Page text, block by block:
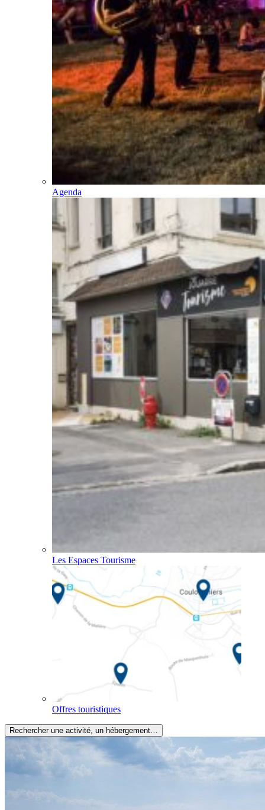
Agenda
Les Espaces Tourisme
Offres touristiques
Rechercher une activité, un hébergement…